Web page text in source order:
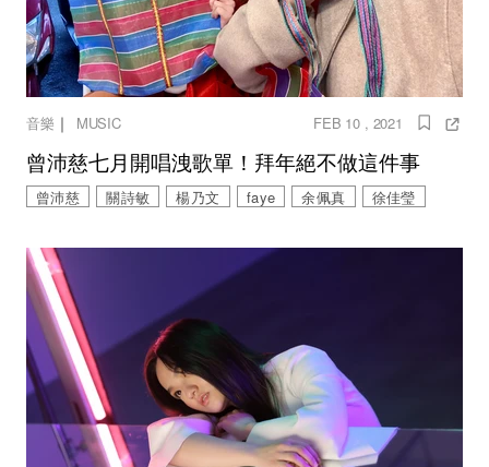
音樂 ｜ MUSIC FEB 10 , 2021
曾沛慈七月開唱洩歌單！拜年絕不做這件事
曾沛慈 關詩敏 楊乃文 faye 余佩真 徐佳瑩